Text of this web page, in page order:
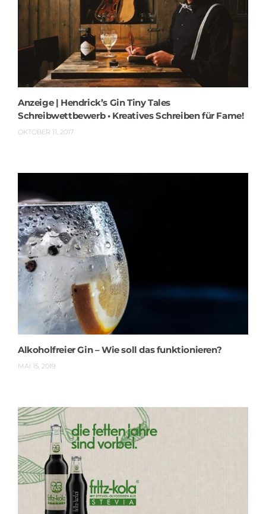
Anzeige | Hendrick’s Gin Tiny Tales
Schreibwettbewerb • Kreatives Schreiben für Fame!
OKTOBER 11, 2017
Alkoholfreier Gin – Wie soll das funktionieren?
MAI 15, 2019